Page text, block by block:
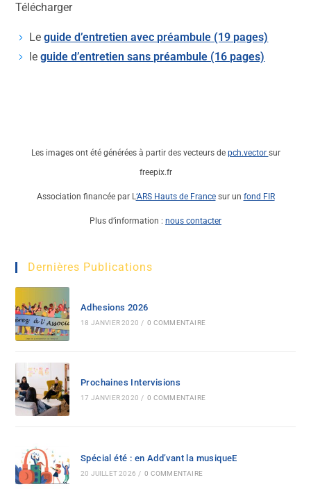
Télécharger
Leguide d’entretien avec préambule (19 pages)
leguide d’entretien sans préambule (16 pages)
Les images ont été générées à partir des vecteurs de pch.vector sur
freepix.fr
Association financée par L‘ARS Hauts de Francesur un fond FIR
Plus d’information : nous contacter
Dernières Publications
Adhesions 2026
18 JANVIER 2020 / 0 COMMENTAIRE
Prochaines Intervisions
17 JANVIER 2020 / 0 COMMENTAIRE
Spécial été : en Add’vant la musiqueE
20 JUILLET 2026 / 0 COMMENTAIRE